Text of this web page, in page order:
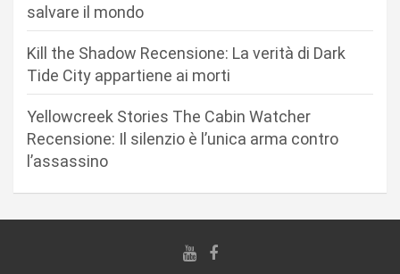
salvare il mondo
Kill the Shadow Recensione: La verità di Dark
Tide City appartiene ai morti
Yellowcreek Stories The Cabin Watcher
Recensione: Il silenzio è l’unica arma contro
l’assassino